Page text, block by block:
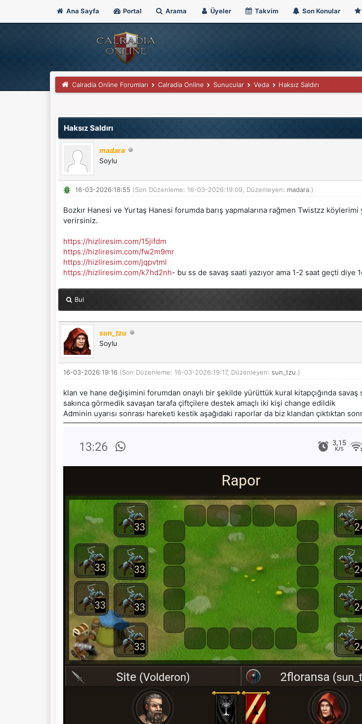
Ana Sayfa Portal Arama Üyeler Takvim Son Konular
Calradia Online Forumları Calradia Online Sunucular Veda Haksız Saldırı
Haksız Saldırı
madara
Soylu
16-03-2026:18:55 (Son Düzenleme: 16-03-2026:19:09, Düzenleyen: madara.)
Bozkır Hanesi ve Yurtaş Hanesi forumda barış yapmalarına rağmen Twistzz
verirsiniz.
https://hizliresim.com/15jifdm
https://hizliresim.com/fw2m9mr
https://hizliresim.com/jqpvtml
https://hizliresim.com/k7hd2nh- bu ss de savaş saati yazıyor ama 1-2 saat geçti diye
Bul
sun_tzu
Soylu
16-03-2026:19:16 (Son Düzenleme: 16-03-2026:19:17, Düzenleyen: sun_tzu.)
klan ve hane değişimini forumdan onaylı bir şekilde yürüttük kural kitapçığında
sakınca görmedik savaşan tarafa çiftçilere destek amaçlı iki kişi change edildik
Adminin uyarısı sonrası hareketi kestik aşağıdaki raporlar da biz klandan çıktıktan